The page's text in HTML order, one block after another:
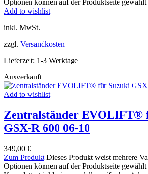
Optionen können auf der Produktseite gewählt
Add to wishlist
inkl. MwSt.
zzgl. Versandkosten
Lieferzeit: 1-3 Werktage
Ausverkauft
Add to wishlist
Zentralständer EVOLIFT®
GSX-R 600 06-10
349,00 €
Zum Produkt Dieses Produkt weist mehrere
Optionen können auf der Produktseite gewählt